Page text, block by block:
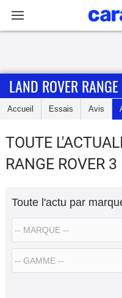
Accueil
Essais
Electriques
Utilitaires
LAND ROVER
Accueil Essais Avis
TOUTE
RANGE ROVER 3
Toute l'actu par